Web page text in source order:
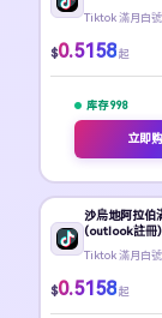
Tiktok 滿月白號
$0.5158 起
库存 998
立即
沙烏地阿拉伯
(outlook註冊)
Tiktok 滿月白號
$0.5158 起